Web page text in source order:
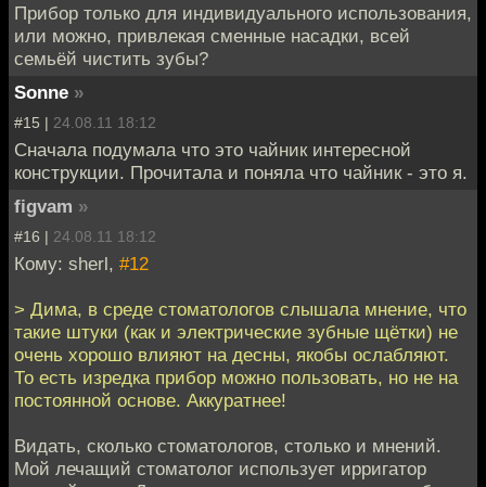
Прибор только для индивидуального использования,
или можно, привлекая сменные насадки, всей
семьёй чистить зубы?
Sonne »
#15 | 24.08.11 18:12
Сначала подумала что это чайник интересной
конструкции. Прочитала и поняла что чайник - это я.
figvam »
#16 | 24.08.11 18:12
Кому: sherl, #12
> Дима, в среде стоматологов слышала мнение, что
такие штуки (как и электрические зубные щётки) не
очень хорошо влияют на десны, якобы ослабляют.
То есть изредка прибор можно пользовать, но не на
постоянной основе. Аккуратнее!
Видать, сколько стоматологов, столько и мнений.
Мой лечащий стоматолог использует ирригатор